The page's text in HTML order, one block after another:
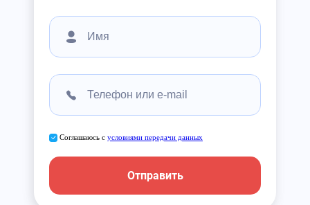
Соглашаюсь с условиями передачи данных
Отправить